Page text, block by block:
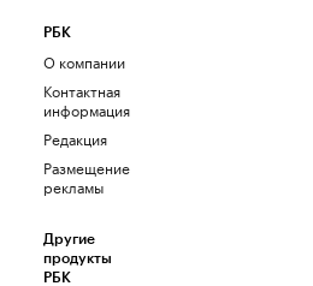
РБК
О компании
Контактная
информация
Редакция
Размещение
рекламы
Другие
продукты
РБК